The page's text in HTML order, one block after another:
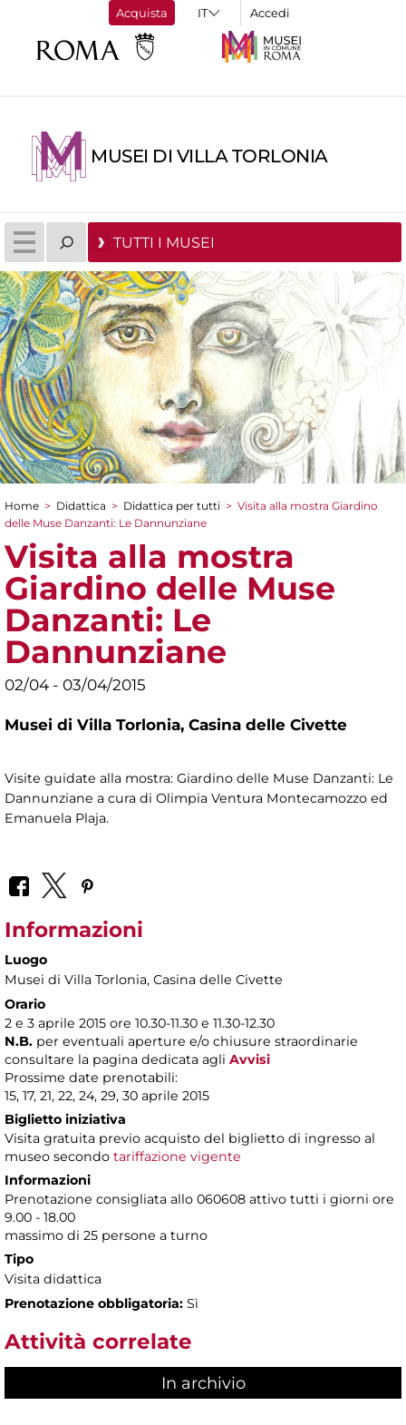
Acquista Accedi
MUSEI DI VILLA TORLONIA
TUTTI I MUSEI
Tu sei qui
Home > Didattica > Didattica per tutti > Visita alla mostra Giardino
delle Muse Danzanti: Le Dannunziane
Visita alla mostra
Giardino delle Muse
Danzanti: Le
Dannunziane
02/04 - 03/04/2015
Musei di Villa Torlonia, Casina delle Civette
Visite guidate alla mostra: Giardino delle Muse Danzanti: Le
Dannunziane a cura di Olimpia Ventura Montecamozzo ed
Emanuela Plaja.
Informazioni
Luogo
Musei di Villa Torlonia, Casina delle Civette
Orario
2 e 3 aprile 2015 ore 10.30-11.30 e 11.30-12.30
N.B. per eventuali aperture e/o chiusure straordinarie
consultare la pagina dedicata agli Avvisi
Prossime date prenotabili:
15, 17, 21, 22, 24, 29, 30 aprile 2015
Biglietto iniziativa
Visita gratuita previo acquisto del biglietto di ingresso al
museo secondo tariffazione vigente
Informazioni
Prenotazione consigliata allo 060608 attivo tutti i giorni ore
9.00 - 18.00
massimo di 25 persone a turno
Tipo
Visita didattica
Prenotazione obbligatoria: Sì
Attività correlate
In archivio